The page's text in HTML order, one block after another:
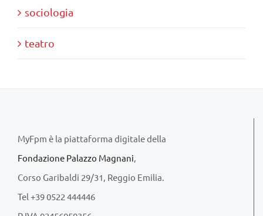
sociologia
teatro
MyFpm è la piattaforma digitale della
Fondazione Palazzo Magnani
Corso Garibaldi 29/31, Reggio Emilia.
Tel +39 0522 444446